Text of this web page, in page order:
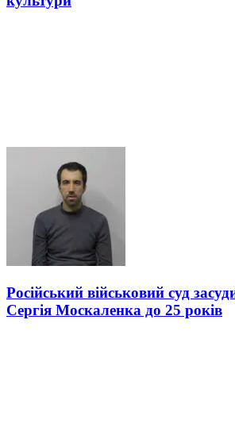
Російський військовий суд
Сергія Москаленка до 25 років